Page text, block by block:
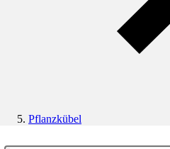
Pflanzkübel